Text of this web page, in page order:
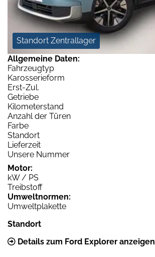
Standort Zentrallager
Allgemeine Daten:
Fahrzeugtyp
Karosserieform
Erst-Zul.
Getriebe
Kilometerstand
Anzahl der Türen
Farbe
Standort
Lieferzeit
Unsere Nummer
Motor:
kW / PS
Treibstoff
Umweltnormen:
Umweltplakette
Standort
Details zum Ford Explorer anzeigen